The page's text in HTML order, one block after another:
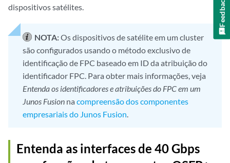
dispositivos satélites.
NOTA:Os dispositivos de satélite em um cluster
são configurados usando o método exclusivo de
identificação de FPC baseado em ID da atribuição do
identificador FPC. Para obter mais informações, veja
Entenda os identificadores e atribuições do FPC em um
Junos Fusion na compreensão dos componentes
empresariais do Junos Fusion
Entenda as interfaces de 40 Gbps
Feedback